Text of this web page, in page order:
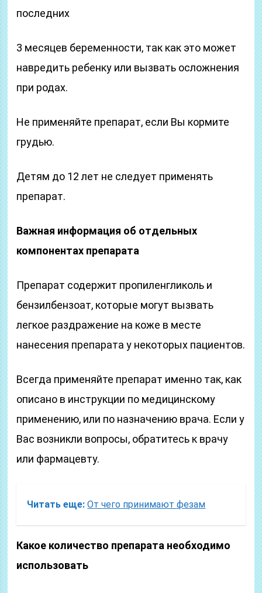
последних
3 месяцев беременности, так как это может
навредить ребенку или вызвать осложнения
при родах.
Не применяйте препарат, если Вы кормите
грудью.
Детям до 12 лет не следует применять
препарат.
Важная информация об отдельных
компонентах препарата
Препарат содержит пропиленгликоль и
бензилбензоат, которые могут вызвать
легкое раздражение на коже в месте
нанесения препарата у некоторых пациентов.
Всегда применяйте препарат именно так, как
описано в инструкции по медицинскому
применению, или по назначению врача. Если у
Вас возникли вопросы, обратитесь к врачу
или фармацевту.
Читать еще: От чего принимают фезам
Какое количество препарата необходимо
использовать